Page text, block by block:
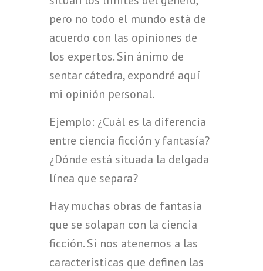
pero no todo el mundo está de
acuerdo con las opiniones de
los expertos. Sin ánimo de
sentar cátedra, expondré aquí
mi opinión personal.
Ejemplo: ¿Cuál es la diferencia
entre ciencia ficción y fantasía?
¿Dónde está situada la delgada
línea que separa?
Hay muchas obras de fantasía
que se solapan con la ciencia
ficción. Si nos atenemos a las
características que definen las